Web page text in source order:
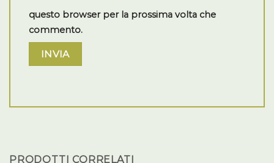
questo browser per la prossima volta che
commento.
PRODOTTI CORRELATI